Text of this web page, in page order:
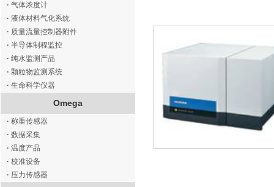
· 气体浓度计
· 液体材料气化系统
· 质量流量控制器附件
· 半导体制程监控
· 纯水监测产品
· 颗粒物监测系统
· 生命科学仪器
Omega
· 称重传感器
· 数据采集
· 温度产品
· 校准设备
· 压力传感器